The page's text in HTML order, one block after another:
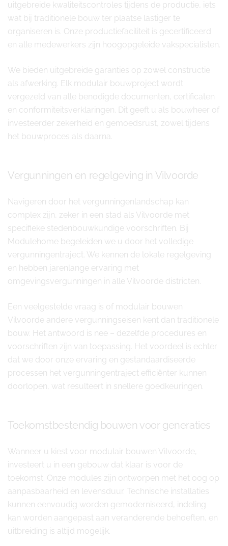
uitgebreide kwaliteitscontroles tijdens de productie, iets
wat bij traditionele bouw ter plaatse lastiger te
organiseren is. Onze productiefaciliteit is gecertificeerd
en alle medewerkers zijn hoogopgeleide vakspecialisten.
We bieden uitgebreide garanties op zowel constructie
als afwerking. Elk modulair bouwproject wordt
vergezeld van alle benodigde documenten, certificaten
en conformiteitsverklaringen. Dit geeft u als bouwheer of
investeerder zekerheid en gemoedsrust, zowel tijdens
het bouwproces als daarna.
Vergunningen en regelgeving in Vilvoorde
Navigeren door het vergunningenlandschap kan
complex zijn, zeker in een stad als Vilvoorde met
specifieke stedenbouwkundige voorschriften. Bij
Modulehome begeleiden we u door het volledige
vergunningentraject. We kennen de lokale regelgeving
en hebben jarenlange ervaring met
omgevingsvergunningen in alle Vilvoorde districten.
Een veelgestelde vraag is of modulair bouwen
Vilvoorde andere vergunningseisen kent dan traditionele
bouw. Het antwoord is nee – dezelfde procedures en
voorschriften zijn van toepassing. Het voordeel is echter
dat we door onze ervaring en gestandaardiseerde
processen het vergunningentraject efficiënter kunnen
doorlopen, wat resulteert in snellere goedkeuringen.
Toekomstbestendig bouwen voor generaties
Wanneer u kiest voor modulair bouwen Vilvoorde,
investeert u in een gebouw dat klaar is voor de
toekomst. Onze modules zijn ontworpen met het oog op
aanpasbaarheid en levensduur. Technische installaties
kunnen eenvoudig worden gemoderniseerd, indeling
kan worden aangepast aan veranderende behoeften, en
uitbreiding is altijd mogelijk.